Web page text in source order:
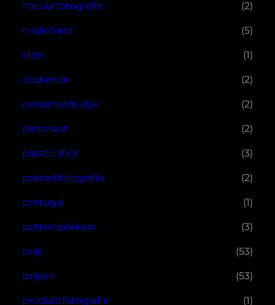
natuurfotografie (2)
nederland (5)
olen (1)
oostende (2)
personeelsuitje (2)
pinterest (2)
plastic afval (3)
portretfotografie (2)
portugal (1)
pottenbakkers (3)
prijs (53)
prijzen (53)
productfotografie (1)